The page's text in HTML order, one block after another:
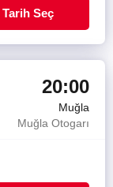
Tarih Seç
20:00
Muğla
Muğla Otogarı